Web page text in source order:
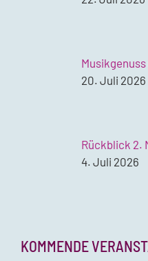
20. Juli 2026
Rückblick 2.
4. Juli 2026
KOMMENDE